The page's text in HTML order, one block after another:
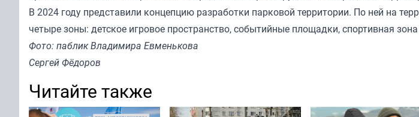
В 2024 году представили концепцию разработки парковой территории. По ней на
четыре зоны: детское игровое пространство, событийные площадки, спортивная
Фото: паблик Владимира Евменькова
Сергей Фёдоров
Читайте также